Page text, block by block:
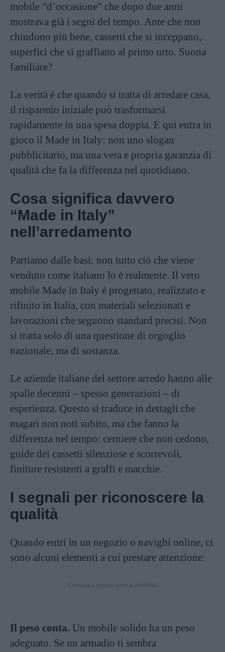
mobile “d’occasione” che dopo due anni
mostrava già i segni del tempo. Ante che non
chiudono più bene, cassetti che si inceppano,
superfici che si graffiano al primo urto. Suona
familiare?
La verità è che quando si tratta di arredare casa,
il risparmio iniziale può trasformarsi
rapidamente in una spesa doppia. E qui entra in
gioco il Made in Italy: non uno slogan
pubblicitario, ma una vera e propria garanzia di
qualità che fa la differenza nel quotidiano.
Cosa significa davvero
“Made in Italy”
nell’arredamento
Partiamo dalle basi: non tutto ciò che viene
venduto come italiano lo è realmente. Il vero
mobile Made in Italy è progettato, realizzato e
rifinito in Italia, con materiali selezionati e
lavorazioni che seguono standard precisi. Non
si tratta solo di una questione di orgoglio
nazionale, ma di sostanza.
Le aziende italiane del settore arredo hanno alle
spalle decenni – spesso generazioni – di
esperienza. Questo si traduce in dettagli che
magari non noti subito, ma che fanno la
differenza nel tempo: cerniere che non cedono,
guide dei cassetti silenziose e scorrevoli,
finiture resistenti a graffi e macchie.
I segnali per riconoscere la
qualità
Quando entri in un negozio o navighi online, ci
sono alcuni elementi a cui prestare attenzione:
Il peso conta. Un mobile solido ha un peso
adeguato. Se un armadio ti sembra